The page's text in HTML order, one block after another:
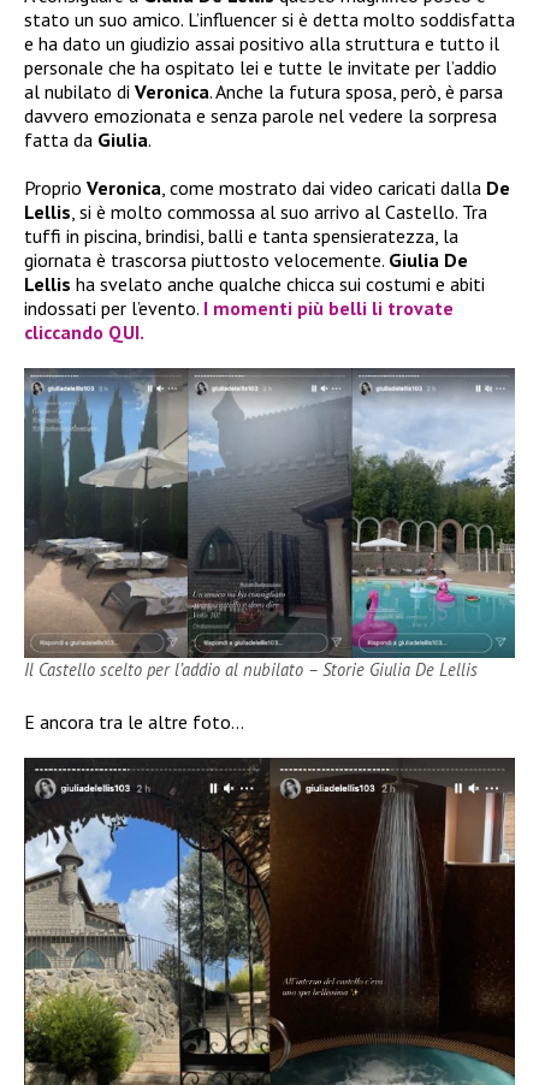
stato un suo amico. L’influencer si è detta molto soddisfatta
e ha dato un giudizio assai positivo alla struttura e tutto il
personale che ha ospitato lei e tutte le invitate per l’addio
al nubilato di Veronica. Anche la futura sposa, però, è parsa
davvero emozionata e senza parole nel vedere la sorpresa
fatta da Giulia.
Proprio Veronica , come mostrato dai video caricati dalla De
Lellis , si è molto commossa al suo arrivo al Castello. Tra
tuffi in piscina, brindisi, balli e tanta spensieratezza, la
giornata è trascorsa piuttosto velocemente. Giulia De
Lellis ha svelato anche qualche chicca sui costumi e abiti
indossati per l’evento. I momenti più belli li trovate
cliccando QUI.
Il Castello scelto per l’addio al nubilato – Storie Giulia De Lellis
E ancora tra le altre foto…